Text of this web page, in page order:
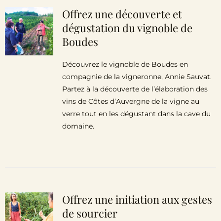
Offrez une découverte et
dégustation du vignoble de
Boudes
Découvrez le vignoble de Boudes en
compagnie de la vigneronne, Annie Sauvat.
Partez à la découverte de l’élaboration des
vins de Côtes d’Auvergne de la vigne au
verre tout en les dégustant dans la cave du
domaine.
Offrez une initiation aux gestes
de sourcier